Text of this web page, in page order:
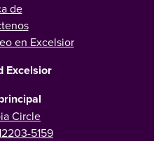
de
en Excelsior
Excelsior
Circle
5159